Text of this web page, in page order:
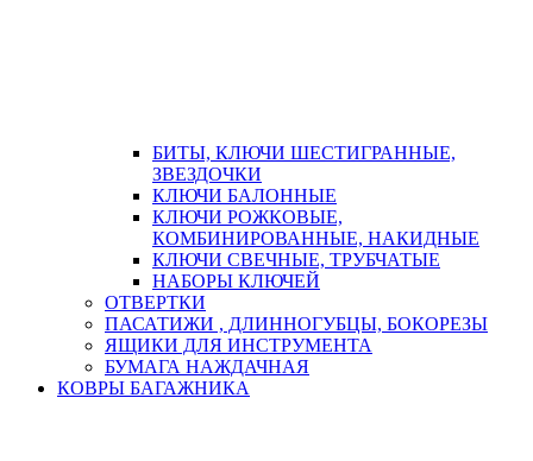
БИТЫ, КЛЮЧИ ШЕСТИГРАННЫЕ,
ЗВЕЗДОЧКИ
КЛЮЧИ БАЛОННЫЕ
КЛЮЧИ РОЖКОВЫЕ,
КОМБИНИРОВАННЫЕ, НАКИДНЫЕ
КЛЮЧИ СВЕЧНЫЕ, ТРУБЧАТЫЕ
НАБОРЫ КЛЮЧЕЙ
ОТВЕРТКИ
ПАСАТИЖИ , ДЛИННОГУБЦЫ, БОКОРЕЗЫ
ЯЩИКИ ДЛЯ ИНСТРУМЕНТА
БУМАГА НАЖДАЧНАЯ
КОВРЫ БАГАЖНИКА